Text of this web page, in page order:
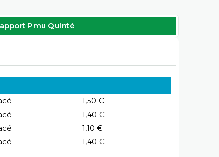
Pmu Quinté
1,50 €
1,40 €
1,10 €
1,40 €